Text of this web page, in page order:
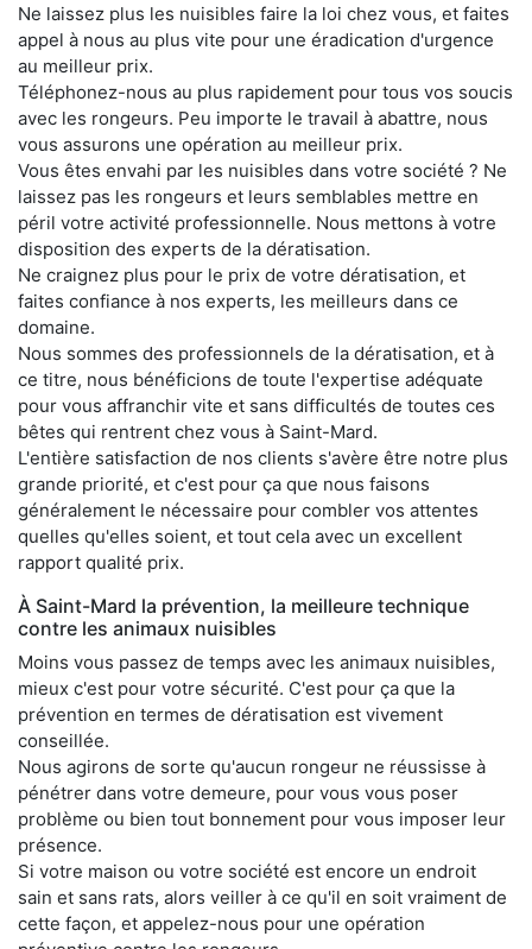
Ne laissez plus les nuisibles faire la loi chez vous, et faites
appel à nous au plus vite pour une éradication d'urgence
au meilleur prix.
Téléphonez-nous au plus rapidement pour tous vos soucis
avec les rongeurs. Peu importe le travail à abattre, nous
vous assurons une opération au meilleur prix.
Vous êtes envahi par les nuisibles dans votre société ? Ne
laissez pas les rongeurs et leurs semblables mettre en
péril votre activité professionnelle. Nous mettons à votre
disposition des experts de la dératisation.
Ne craignez plus pour le prix de votre dératisation, et
faites confiance à nos experts, les meilleurs dans ce
domaine.
Nous sommes des professionnels de la dératisation, et à
ce titre, nous bénéficions de toute l'expertise adéquate
pour vous affranchir vite et sans difficultés de toutes ces
bêtes qui rentrent chez vous à Saint-Mard.
L'entière satisfaction de nos clients s'avère être notre plus
grande priorité, et c'est pour ça que nous faisons
généralement le nécessaire pour combler vos attentes
quelles qu'elles soient, et tout cela avec un excellent
rapport qualité prix.
À Saint-Mard la prévention, la meilleure technique
contre les animaux nuisibles
Moins vous passez de temps avec les animaux nuisibles,
mieux c'est pour votre sécurité. C'est pour ça que la
prévention en termes de dératisation est vivement
conseillée.
Nous agirons de sorte qu'aucun rongeur ne réussisse à
pénétrer dans votre demeure, pour vous vous poser
problème ou bien tout bonnement pour vous imposer leur
présence.
Si votre maison ou votre société est encore un endroit
sain et sans rats, alors veiller à ce qu'il en soit vraiment de
cette façon, et appelez-nous pour une opération